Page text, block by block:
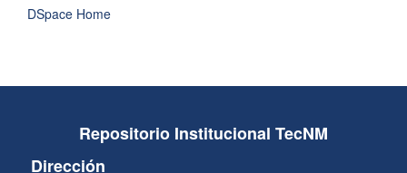
DSpace Home
Repositorio Institucional TecNM
Dirección